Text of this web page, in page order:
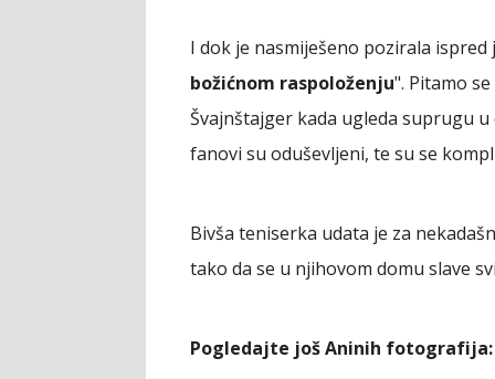
I dok je nasmiješeno pozirala ispred
božićnom raspoloženju". Pitamo
Švajnštajger kada ugleda suprugu
fanovi su oduševljeni, te su se
Bivša teniserka udata je za
tako da se u njihovom domu slave
Pogledajte još Aninih fotografija: